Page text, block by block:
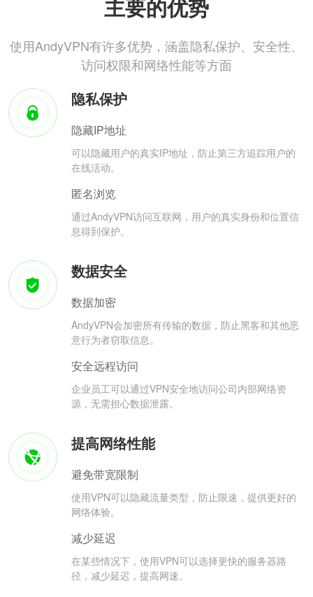
主要的优势
使用AndyVPN有许多优势，涵盖隐私保护、安全性、
访问权限和网络性能等方面
隐私保护
隐藏IP地址
可以隐藏用户的真实IP地址，防止第三方追踪用户的
在线活动。
匿名浏览
通过AndyVPN访问互联网，用户的真实身份和位置信
息得到保护。
数据安全
数据加密
AndyVPN会加密所有传输的数据，防止黑客和其他恶
意行为者窃取信息。
安全远程访问
企业员工可以通过VPN安全地访问公司内部网络资
源，无需担心数据泄露。
提高网络性能
避免带宽限制
使用VPN可以隐藏流量类型，防止限速，提供更好的
网络体验。
减少延迟
在某些情况下，使用VPN可以选择更快的服务器路
径，减少延迟，提高网速。